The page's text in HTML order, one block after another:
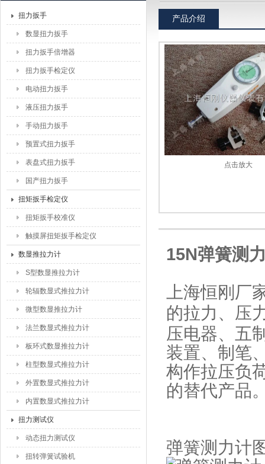
扭力扳手
数显扭力扳手
扭力扳手倍增器
扭力扳手检定仪
电动扭力扳手
液压扭力扳手
手动扭力扳手
预置式扭力扳手
表盘式扭力扳手
国产扭力扳手
扭矩扳手检定仪
扭矩扳手校准仪
触摸屏扭矩扳手检定仪
数显推拉力计
S型数显推拉力计
轮辐数显式推拉力计
微型数显推拉力计
法兰数显式推拉力计
板环式数显推拉力计
柱型数显式推拉力计
外置数显式推拉力计
内置数显式推拉力计
扭力测试仪
动态扭力测试仪
扭转弹簧试验机
产品介绍
点击放大
15N弹簧测
上海恒刚厂
的拉力、压
压电器、五
装置、制笔
构作拉压负
的替代产品
弹簧测力计